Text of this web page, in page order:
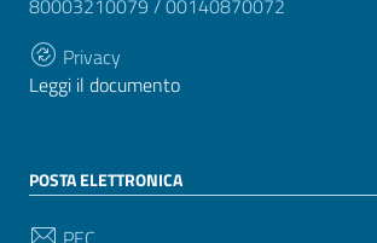
80003210079 / 00140870072
Privacy
Leggi il documento
POSTA ELETTRONICA